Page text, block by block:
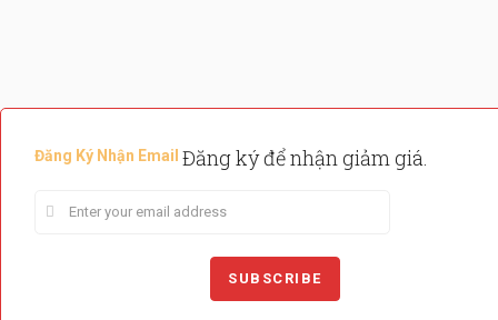
Đăng Ký Nhận Email Đăng ký để nhận giảm giá.